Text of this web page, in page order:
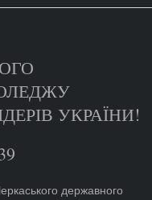
УКРАЇНИ!
державного